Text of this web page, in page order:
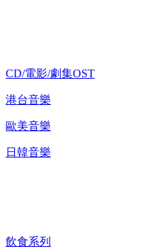
CD/電影/劇集OST
港台音樂
歐美音樂
日韓音樂
飲食系列